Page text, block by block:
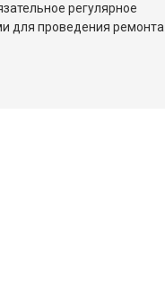
регулярное
для проведения ремонта